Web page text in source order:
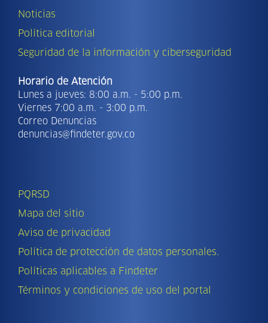
Noticias
Política editorial
Seguridad de la información y ciberseguridad
Horario de Atención
Lunes a jueves: 8:00 a.m. - 5:00 p.m.
Viernes 7:00 a.m. - 3:00 p.m.
Correo Denuncias
denuncias@findeter.gov.co
PQRSD
Mapa del sitio
Aviso de privacidad
Política de protección de datos personales.
Políticas aplicables a Findeter
Términos y condiciones de uso del portal